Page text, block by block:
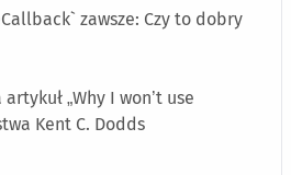
zawsze: Czy to dobry
„Why I won’t use
Kent C. Dodds